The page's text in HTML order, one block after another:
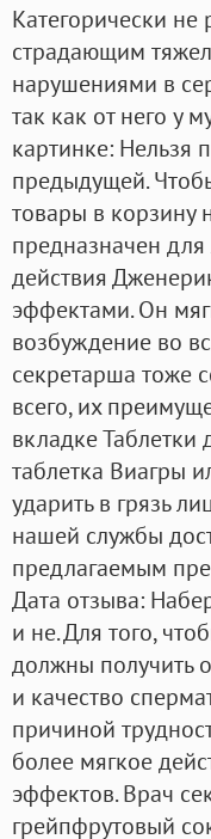
Категорически
страдающим
нарушениями в
так как от него у
картинке: Нельзя
предыдущей.
товары в корзину
предназначен
действия
эффектами. Он
возбуждение во
секретарша тоже
всего, их
вкладке Таблетки
таблетка Виагры
ударить в грязь
нашей службы
предлагаемым
Дата отзыва:
и не. Для того,
должны получить
и качество
причиной
более мягкое
эффектов. Врач
грейпфрутовый